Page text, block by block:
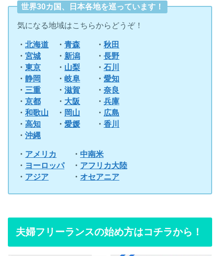
世界30カ国、日本各地を巡っています！
気になる地域はこちらからどうぞ！
・北海道 ・青森 ・秋田
・宮城 ・ 新潟 ・長野
・東京 ・ 山梨 ・石川
・静岡 ・岐阜 ・愛知
・ 三重 ・滋賀 ・奈良
・京都 ・ 大阪 ・兵庫
・和歌山 ・ 岡山 ・ 広島
・高知 ・愛媛 ・香川
・沖縄
・ アメリカ ・ 中南米
・ ヨーロッパ・ アフリカ大陸
・ アジア ・ オセアニア
夫婦フリーランスの始め方はコチラから！